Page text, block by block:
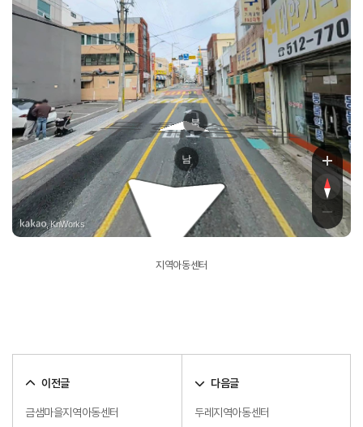
무학송로
무학송로
북
남
, KnWorks
지역아동센터
이전글
금샘마을지역아동센터
다음글
두레지역아동센터